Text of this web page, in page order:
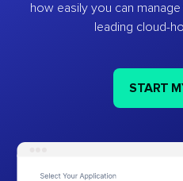
how easily you can
leading cloud-
START